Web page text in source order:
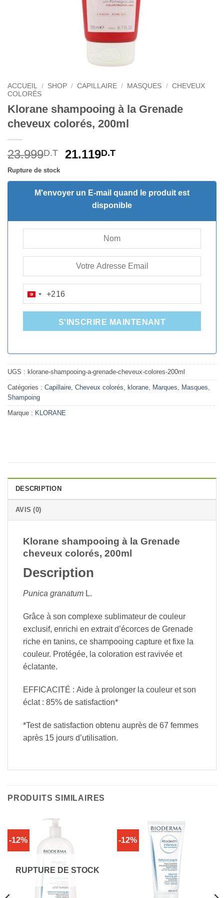
ACCUEIL / SHOP / CAPILLAIRE / MASQUES / CHEVEUX
COLORÉS
Klorane shampooing à la Grenade
cheveux colorés, 200ml
23.999D.T
Le
initial
était :
23.999D.T.
21.119D.TLe
actuel
est :
21.119D.T.
Rupture de stock
M'envoyer un E-mail quand le produit est
disponible
TUNISIA
+216
+216
S'INSCRIRE MAINTENANT
UGS : klorane-shampooing-a-grenade-cheveux-colores-200ml
Catégories : Capillaire, Cheveux colorés, klorane, Marques, Masques,
Shampoing
Marque : KLORANE
DESCRIPTION
AVIS (0)
Klorane shampooing à la Grenade
cheveux colorés, 200ml
Description
Punica granatum L.
Grâce à son complexe sublimateur de couleur
exclusif, enrichi en extrait d’écorces de Grenade
riche en tanins, ce shampooing capture et fixe la
couleur. Protégée, la coloration est ravivée et
éclatante.
EFFICACITÉ : Aide à prolonger la couleur et son
éclat : 85% de satisfaction*
*Test de satisfaction obtenu auprès de 67 femmes
après 15 jours d’utilisation.
PRODUITS SIMILAIRES
-12%
RUPTURE DE STOCK
-12%